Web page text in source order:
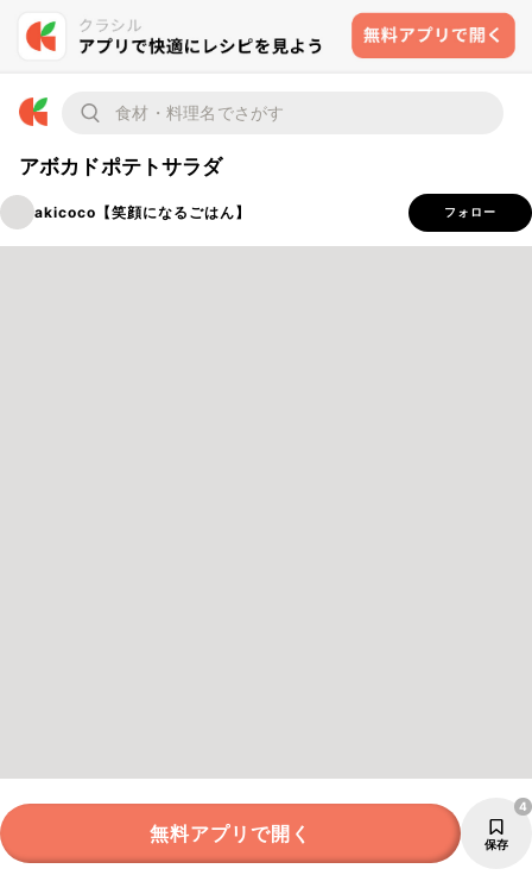
アボカドポテトサラダ
akicoco【笑顔になるごはん】 フォロー
無料アプリで開く 保存
4